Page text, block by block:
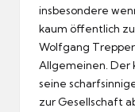
insbesondere
kaum öffentlich
Wolfgang
Allgemeinen. Der
seine
zur Gesellschaft